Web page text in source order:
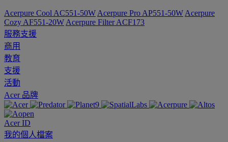
Acerpure Cool AC551-50W Acerpure Pro AP551-50W Acerpure
Cozy AF551-20W Acerpure Filter ACF173
服務支援
商用
教育
支援
活動
Acer 品牌
Acer ID
我的個人檔案